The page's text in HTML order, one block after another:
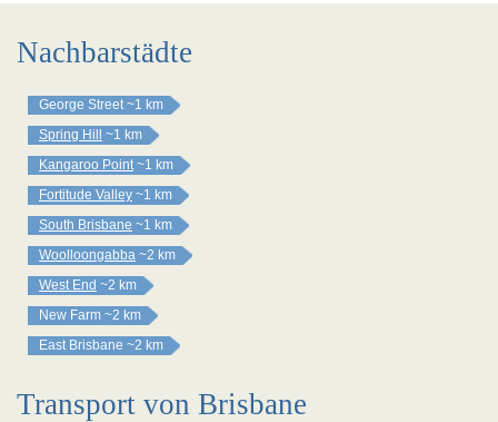
Nachbarstädte
George Street ~1 km
Spring Hill
~1 km
Kangaroo Point ~1 km
Fortitude Valley ~1 km
South Brisbane ~1 km
Woolloongabba ~2 km
West End ~2 km
New Farm ~2 km
East Brisbane ~2 km
Transport von Brisbane